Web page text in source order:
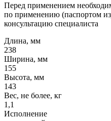
Перед применением
по применению (паспортом
консультацию специалиста
Длина, мм
238
Ширина, мм
155
Высота, мм
143
Вес, не более, кг
1,1
Исполнение